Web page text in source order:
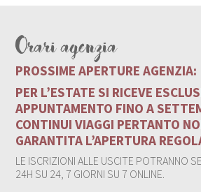
Orari agenzia
PROSSIME APERTURE AGENZIA:
PER L’ESTATE SI RICEVE
APPUNTAMENTO FINO A
CONTINUI VIAGGI PERTANTO
GARANTITA L’APERTURA
LE ISCRIZIONI ALLE USCITE POTRANNO
24H SU 24, 7 GIORNI SU 7 ONLINE.